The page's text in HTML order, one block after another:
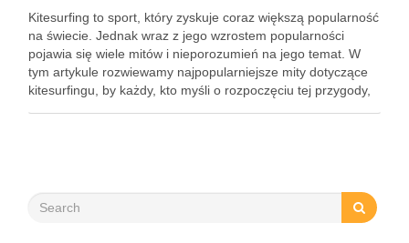
Kitesurfing to sport, który zyskuje coraz większą popularność
na świecie. Jednak wraz z jego wzrostem popularności
pojawia się wiele mitów i nieporozumień na jego temat. W
tym artykule rozwiewamy najpopularniejsze mity dotyczące
kitesurfingu, by każdy, kto myśli o rozpoczęciu tej przygody,